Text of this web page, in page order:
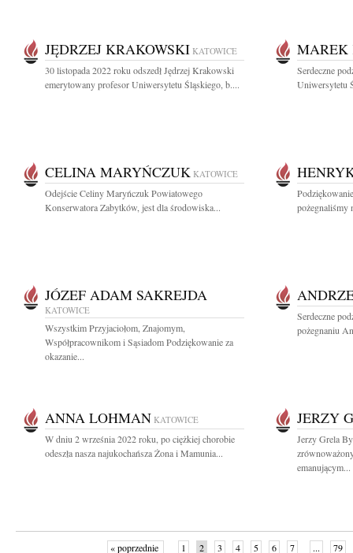
JĘDRZEJ KRAKOWSKI KATOWICE
30 listopada 2022 roku odszedł Jędrzej Krakowski
emerytowany profesor Uniwersytetu Śląskiego, b....
MAREK
Serdeczne
Uniwersytetu
CELINA MARYŃCZUK KATOWICE
Odejście Celiny Maryńczuk Powiatowego
Konserwatora Zabytków, jest dla środowiska...
pożegnaliśmy
JÓZEF ADAM SAKREJDA
KATOWICE
Wszystkim Przyjaciołom, Znajomym,
Współpracownikom i Sąsiadom Podziękowanie za
okazanie...
Serdeczne
pożegnaniu
ANNA LOHMAN KATOWICE
W dniu 2 września 2022 roku, po ciężkiej chorobie
odeszła nasza najukochańsza Żona i Mamunia...
JERZY
Jerzy Grela
emanującym...
« poprzednie 1 2 3 4 5 6 7 ... 79